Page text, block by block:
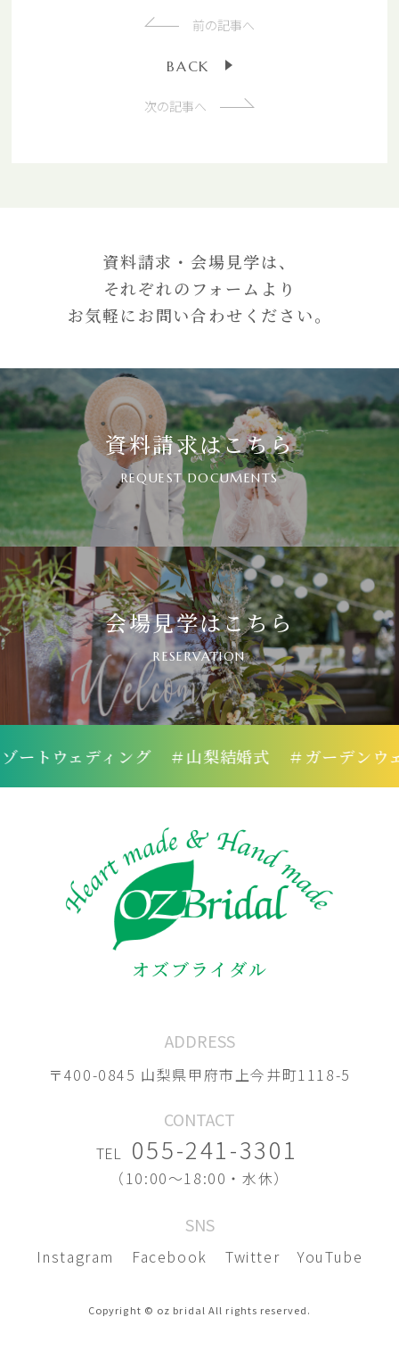
前の記事へ
BA CK
次の記事へ
資料請求・会場見学は、
それぞれのフォームより
お気軽にお問い合わせください。
資料請求はこちら
REQUEST DOCUMENTS
会場見学はこちら
RESERVATION
トウェディング ＃山梨結婚式 ＃ガーデンウェ
オズブライダル
ADDRESS
〒400-0845 山梨県甲府市上今井町1118-5
CONTACT
TEL 055-241-3301
（10:00〜18:00・水休）
SNS
Instagram Facebook Twitter YouTube
Copyright © oz bridal All rights reserved.